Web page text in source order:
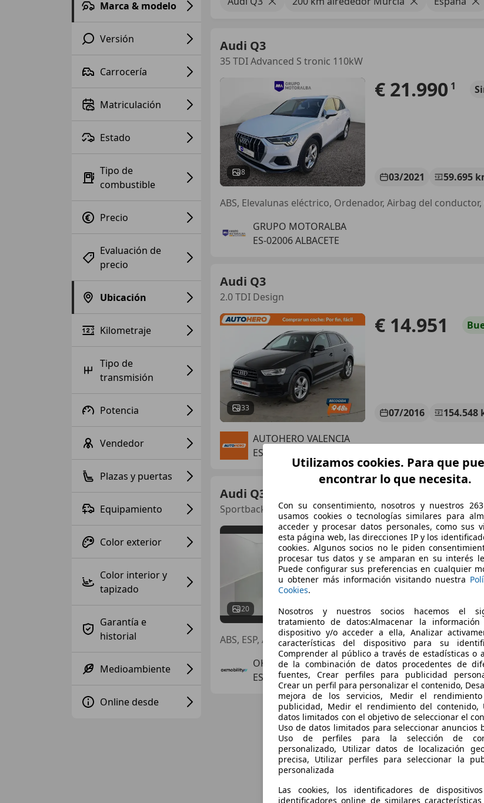
Marca & modelo
Versión
Carrocería
Matriculación
Estado
Tipo de
combustible
Precio
Evaluación de
precio
Ubicación
Kilometraje
Tipo de
transmisión
Potencia
Vendedor
Plazas y puertas
Equipamiento
Color exterior
Color interior y
tapizado
Garantía e
historial
Medioambiente
Online desde
Audi Q3
35 TDI Advanced S tronic 110kW
8
€ 21.990 1
03/2021 59.695
ABS, Elevalunas eléctrico, Ordenador, Airbag del
GRUPO MOTORALBA
ES-02006 ALBACETE
Audi Q3
2.0 TDI Design
33
€ 14.951
07/2016 154.548
AUTOHERO VALENCIA
ES-46014 Valencia
Audi Q3
Sportback 35 TDI S line S tronic
20
€ 28.791
03/2023 65.948
ABS, ESP, Airbags laterales, Airbag del conductor, Cierre
OK MOBILITY VALENCIA AIRPORT
ES-46940 Manises
Utilizamos cookies. Para que
encontrar lo que necesita.
Con su consentimiento, nosotros y nuestros
usamos cookies o tecnologías similares para
acceder y procesar datos personales, como sus
esta página web, las direcciones IP y los
cookies. Algunos socios no le piden
procesar tus datos y se amparan en su interés
Puede configurar sus preferencias en cualquier
u obtener más información visitando nuestra
Cookies.
Nosotros y nuestros socios hacemos el
tratamiento de datos:Almacenar la
dispositivo y/o acceder a ella, Analizar
características del dispositivo para su
Comprender al público a través de estadísticas o
de la combinación de datos procedentes de
fuentes, Crear perfiles para publicidad
Crear un perfil para personalizar el contenido,
mejora de los servicios, Medir el
publicidad, Medir el rendimiento del contenido,
datos limitados con el objetivo de seleccionar el
Uso de datos limitados para seleccionar anuncios
Uso de perfiles para la selección de
personalizado, Utilizar datos de localización
precisa, Utilizar perfiles para seleccionar la
personalizada
Las cookies, los identificadores de
identificadores online de similares